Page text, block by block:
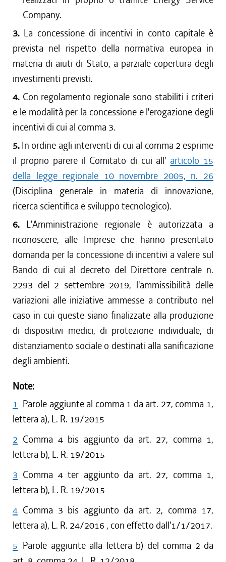
Company.
3. La concessione di incentivi in conto capitale è
prevista nel rispetto della normativa europea in
materia di aiuti di Stato, a parziale copertura degli
investimenti previsti.
4. Con regolamento regionale sono stabiliti i criteri
e le modalità per la concessione e l'erogazione degli
incentivi di cui al comma 3.
5. In ordine agli interventi di cui al comma 2 esprime
il proprio parere il Comitato di cui all' articolo 15
della legge regionale 10 novembre 2005, n. 26
(Disciplina generale in materia di innovazione,
ricerca scientifica e sviluppo tecnologico).
6. L'Amministrazione regionale è autorizzata a
riconoscere, alle Imprese che hanno presentato
domanda per la concessione di incentivi a valere sul
Bando di cui al decreto del Direttore centrale n.
2293 del 2 settembre 2019, l'ammissibilità delle
variazioni alle iniziative ammesse a contributo nel
caso in cui queste siano finalizzate alla produzione
di dispositivi medici, di protezione individuale, di
distanziamento sociale o destinati alla sanificazione
degli ambienti.
Note:
1 Parole aggiunte al comma 1 da art. 27, comma 1,
lettera a), L. R. 19/2015
2 Comma 4 bis aggiunto da art. 27, comma 1,
lettera b), L. R. 19/2015
3 Comma 4 ter aggiunto da art. 27, comma 1,
lettera b), L. R. 19/2015
4 Comma 3 bis aggiunto da art. 2, comma 17,
lettera a), L. R. 24/2016 , con effetto dall'1/1/2017.
5 Parole aggiunte alla lettera b) del comma 2 da